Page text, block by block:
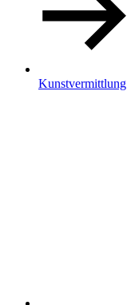
Kunstvermittlung